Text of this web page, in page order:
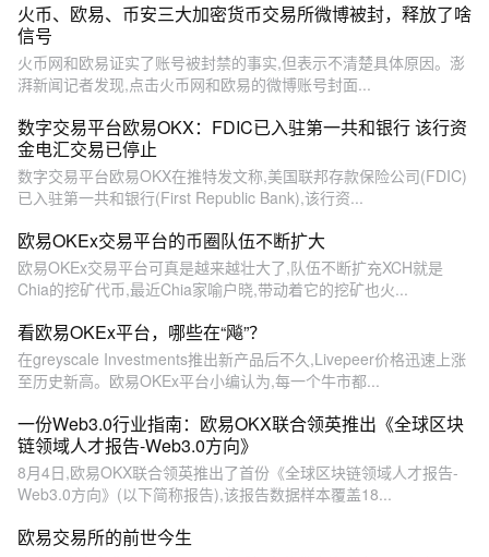
火币、欧易、币安三大加密货币交易所微博被封，释放了啥
信号
火币网和欧易证实了账号被封禁的事实,但表示不清楚具体原因。澎
湃新闻记者发现,点击火币网和欧易的微博账号封面...
数字交易平台欧易OKX：FDIC已入驻第一共和银行 该行资
金电汇交易已停止
数字交易平台欧易OKX在推特发文称,美国联邦存款保险公司(FDIC)
已入驻第一共和银行(First Republic Bank),该行资...
欧易OKEx交易平台的币圈队伍不断扩大
欧易OKEx交易平台可真是越来越壮大了,队伍不断扩充XCH就是
Chia的挖矿代币,最近Chia家喻户晓,带动着它的挖矿也火...
看欧易OKEx平台，哪些在“飚”？
在greyscale Investments推出新产品后不久,Livepeer价格迅速上涨
至历史新高。欧易OKEx平台小编认为,每一个牛市都...
一份Web3.0行业指南：欧易OKX联合领英推出《全球区块
链领域人才报告-Web3.0方向》
8月4日,欧易OKX联合领英推出了首份《全球区块链领域人才报告-
Web3.0方向》(以下简称报告),该报告数据样本覆盖18...
欧易交易所的前世今生